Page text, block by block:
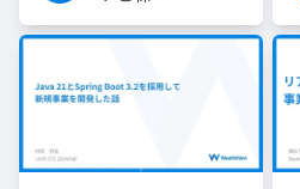
広報チー